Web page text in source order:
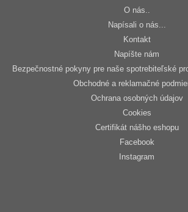
O nás..
Napísali o nás...
Kontakt
Napíšte nám
Bezpečnostné pokyny pre naše spotrebiteľské
Obchodné a reklamačné
Ochrana osobných údajov
Cookies
Certifikát nášho eshopu
Facebook
Instagram